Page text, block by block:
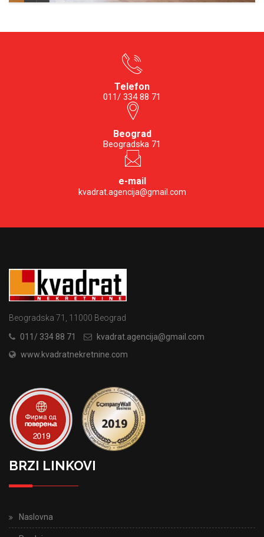
Telefon
011/ 334 88 71
Beograd
Beogradska 71
e-mail
kvadrat.agencija@gmail.com
Beogradska 71, 11000 Beograd
011/ 334 88 71
kvadrat.agencija@gmail.com
www.kvadratnekretnine.com
BRZI LINKOVI
Naslovna